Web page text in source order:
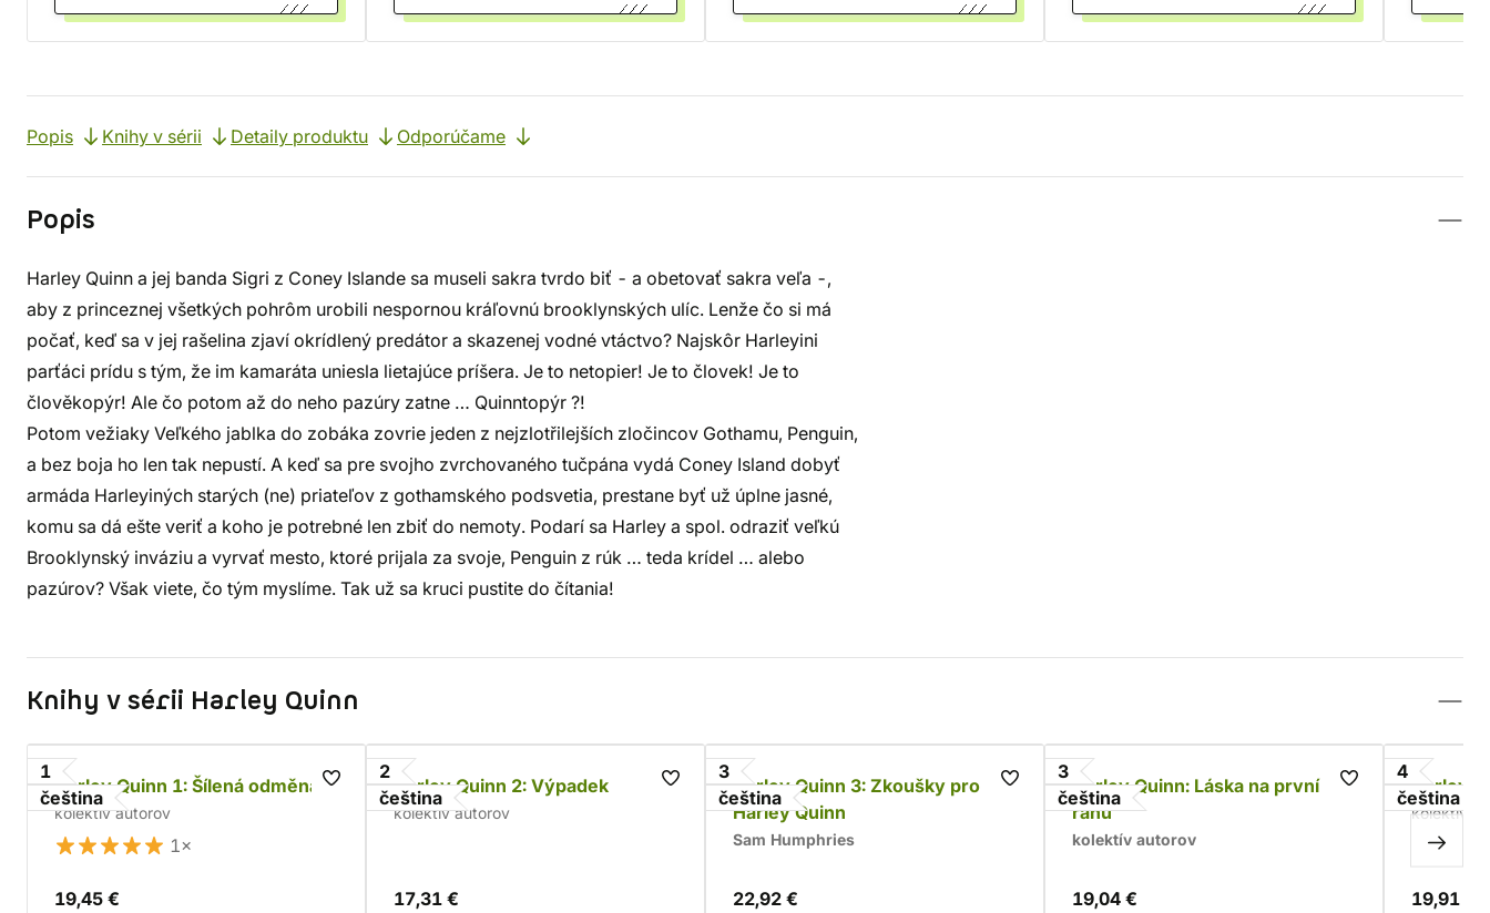
Popis Knihy v sérii Detaily produktu Odporúčame
Popis
Harley Quinn a jej banda Sigri z Coney Islande sa museli sakra tvrdo biť - a obetovať sakra veľa -,
aby z princeznej všetkých pohrôm urobili nespornou kráľovnú brooklynských ulíc. Lenže čo si má
počať, keď sa v jej rašelina zjaví okrídlený predátor a skazenej vodné vtáctvo? Najskôr Harleyini
parťáci prídu s tým, že im kamaráta uniesla lietajúce príšera. Je to netopier! Je to človek! Je to
člověkopýr! Ale čo potom až do neho pazúry zatne … Quinntopýr ?!
Potom vežiaky Veľkého jablka do zobáka zovrie jeden z nejzlotřilejších zločincov Gothamu, Penguin,
a bez boja ho len tak nepustí. A keď sa pre svojho zvrchovaného tučpána vydá Coney Island dobyť
armáda Harleyiných starých (ne) priateľov z gothamského podsvetia, prestane byť už úplne jasné,
komu sa dá ešte veriť a koho je potrebné len zbiť do nemoty. Podarí sa Harley a spol. odraziť veľkú
Brooklynský inváziu a vyrvať mesto, ktoré prijala za svoje, Penguin z rúk … teda krídel … alebo
pazúrov? Však viete, čo tým myslíme. Tak už sa kruci pustite do čítania!
Knihy v sérii Harley Quinn
1
čeština
Harley Quinn 1: Šílená odměna
kolektív autorov
1×
19,45 €
2
čeština
Harley Quinn 2: Výpadek
kolektív autorov
17,31 €
3
čeština
Harley Quinn 3: Zkoušky pro
Harley Quinn
Sam Humphries
22,92 €
3
čeština
Harley Quinn: Láska na první
ránu
kolektív autorov
19,04 €
4
čeština
Harley
kolektív
19,91 €